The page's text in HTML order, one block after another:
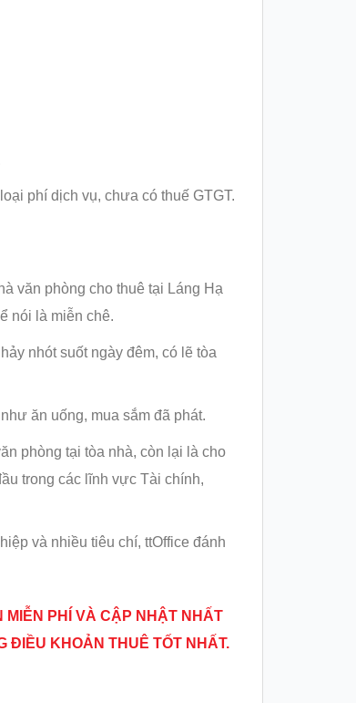
phí dịch vụ, chưa có thuế GTGT.
văn phòng cho thuê tại Láng Hạ
nói là miễn chê.
nhót suốt ngày đêm, có lẽ tòa
ăn uống, mua sắm đã phát.
phòng tại tòa nhà, còn lại là cho
trong các lĩnh vực Tài chính,
và nhiều tiêu chí, ttOffice đánh
PHÍ VÀ CẬP NHẬT NHẤT
ĐIỀU KHOẢN THUÊ TỐT NHẤT.